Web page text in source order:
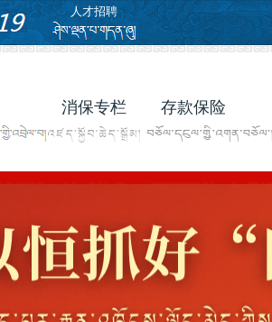
人才招聘
消保专栏 存款保险